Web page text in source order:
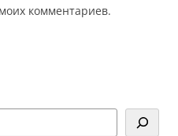
комментариев.